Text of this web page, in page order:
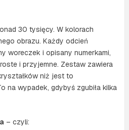
30 tysięcy. W kolorach
obrazu. Każdy odcień
woreczek i opisany numerkami,
i przyjemne. Zestaw zawiera
niż jest to
na wypadek, gdybyś zgubiła kilka
– czyli: